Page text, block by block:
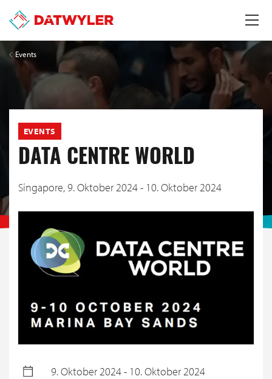
Events
EVENTS
DATA CENTRE WORLD
Singapore,9. Oktober 2024 - 10. Oktober 2024
9. Oktober 2024 - 10. Oktober 2024